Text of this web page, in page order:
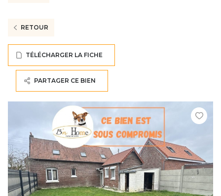
RETOUR
TÉLÉCHARGER LA FICHE
PARTAGER CE BIEN